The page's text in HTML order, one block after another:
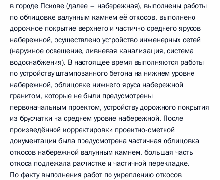
в городе Пскове (далее – набережная), выполнены работы
по облицовке валунным камнем её откосов, выполнено
дорожное покрытие верхнего и частично среднего ярусов
набережной, осуществлено устройство инженерных сетей
(наружное освещение, ливневая канализация, система
водоснабжения). В настоящее время выполняются работы
по устройству штампованного бетона на нижнем уровне
набережной, облицовке нижнего яруса набережной
гранитом, которые не были предусмотрены
первоначальным проектом, устройству дорожного покрытия
из брусчатки на среднем уровне набережной. После
произведённой корректировки проектно-сметной
документации была предусмотрена частичная облицовка
откосов набережной валунным камнем, большая часть
откоса подлежала расчистке и частичной перекладке.
По факту выполнения работ по укреплению откосов